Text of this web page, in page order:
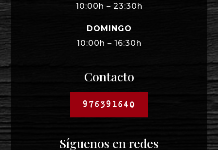
10:00h – 23:30h
DOMINGO
10:00h – 16:30h
Contacto
976391640
Síguenos en redes